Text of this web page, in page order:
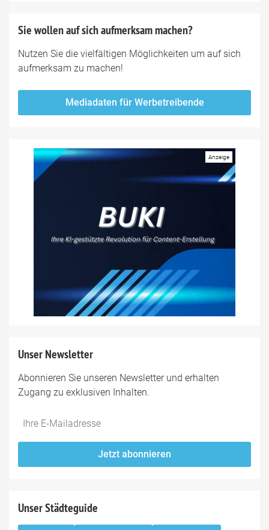
Sie wollen auf sich aufmerksam machen?
Nutzen Sie die vielfältigen Möglichkeiten um auf sich
aufmerksam zu machen!
Mediadaten für Werbetreibende
Unser Newsletter
Abonnieren Sie unseren Newsletter und erhalten
Zugang zu exklusiven Inhalten.
Do
*Ihre
Jetzt abonnieren
Unser Städteguide